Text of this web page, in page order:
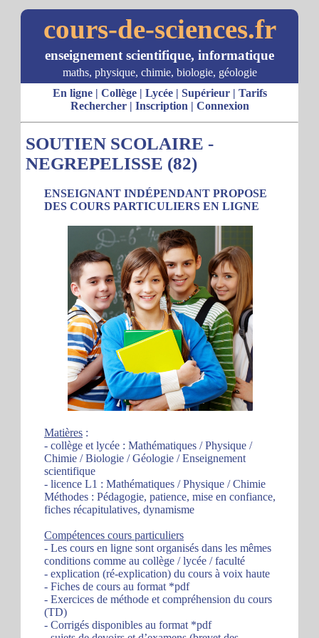
cours-de-sciences.fr
enseignement scientifique, informatique
maths, physique, chimie, biologie, géologie
En ligne| Collège| Lycée| Supérieur| Tarifs
Rechercher| Inscription | Connexion
SOUTIEN SCOLAIRE -
NEGREPELISSE (82)
ENSEIGNANT INDÉPENDANT PROPOSE
DES COURS PARTICULIERS EN LIGNE
Matières :
- collège et lycée : Mathématiques / Physique /
Chimie / Biologie / Géologie / Enseignement
scientifique
- licence L1 : Mathématiques / Physique / Chimie
Méthodes : Pédagogie, patience, mise en confiance,
fiches récapitulatives, dynamisme
Compétences cours particuliers
- Les cours en ligne sont organisés dans les mêmes
conditions comme au collège / lycée / faculté
- explication (ré-explication) du cours à voix haute
- Fiches de cours au format *pdf
- Exercices de méthode et compréhension du cours
(TD)
- Corrigés disponibles au format *pdf